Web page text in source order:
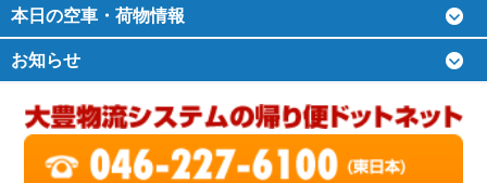
本日の空車・荷物情報
お知らせ